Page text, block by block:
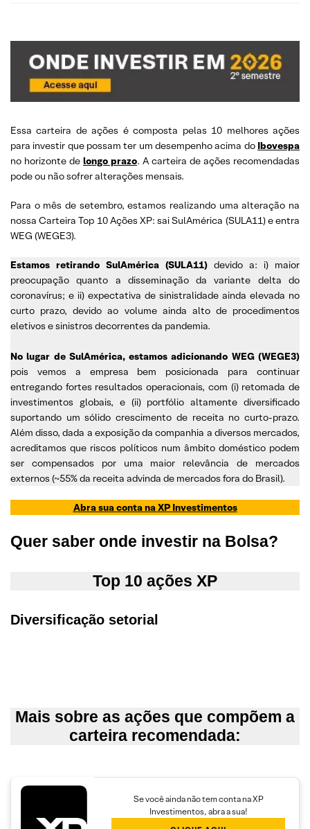
Essa carteira de ações é composta pelas 10 melhores ações
para investir que possam ter um desempenho acima do Ibovespa
no horizonte de longo prazo. A carteira de ações recomendadas
pode ou não sofrer alterações mensais.
Para o mês de setembro, estamos realizando uma alteração na
nossa Carteira Top 10 Ações XP: sai SulAmérica (SULA11) e entra
WEG (WEGE3).
Estamos retirando SulAmérica (SULA11) devido a: i) maior
preocupação quanto a disseminação da variante delta do
coronavírus; e ii) expectativa de sinistralidade ainda elevada no
curto prazo, devido ao volume ainda alto de procedimentos
eletivos e sinistros decorrentes da pandemia.
No lugar de SulAmérica, estamos adicionando WEG (WEGE3)
pois vemos a empresa bem posicionada para continuar
entregando fortes resultados operacionais, com (i) retomada de
investimentos globais, e (ii) portfólio altamente diversificado
suportando um sólido crescimento de receita no curto-prazo.
Além disso, dada a exposição da companhia a diversos mercados,
acreditamos que riscos políticos num âmbito doméstico podem
ser compensados por uma maior relevância de mercados
externos (~55% da receita advinda de mercados fora do Brasil).
Abra sua conta na XP Investimentos
Quer saber onde investir na Bolsa?
Top 10 ações XP
Diversificação setorial
Mais sobre as ações que compõem a
carteira recomendada:
Se você ainda não tem conta na XP
Investimentos, abra a sua!